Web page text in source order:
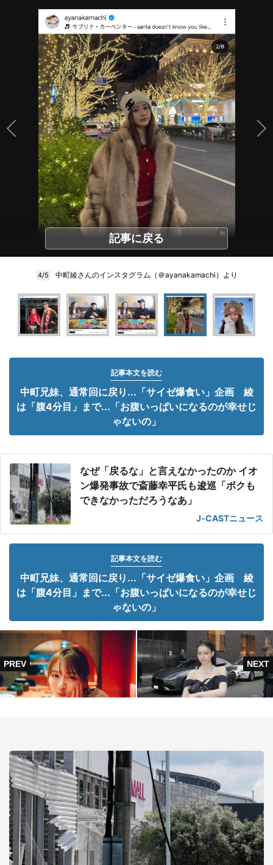
記事に戻る
4/5 中町綾さんのインスタグラム（＠ayanakamachi）より
記事本文を読む
中町兄妹、通常回に戻り...「サイゼ爆食い」企画 綾
は「腹4分目」まで...「お腹いっぱいになるのが幸せじ
ゃないの」
なぜ「戻るな」と言えなかったのか イオ
ン爆発事故で斎藤幸平氏も逡巡「ボクも
できなかっただろうなあ」
J-CASTニュース
記事本文を読む
中町兄妹、通常回に戻り...「サイゼ爆食い」企画 綾
は「腹4分目」まで...「お腹いっぱいになるのが幸せじ
ゃないの」